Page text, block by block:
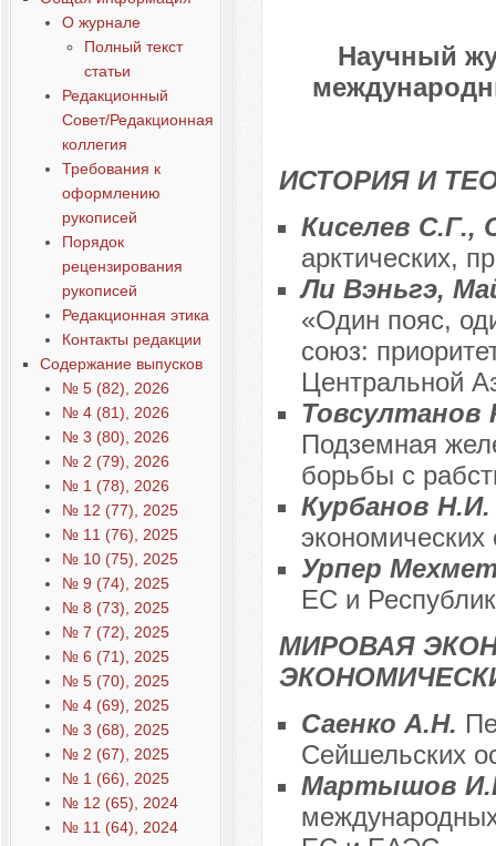
О журнале
Полный текст
статьи
Редакционный
Совет/Редакционная
коллегия
Требования к
оформлению
рукописей
Порядок
рецензирования
рукописей
Редакционная этика
Контакты редакции
Содержание выпусков
№ 5 (82), 2026
№ 4 (81), 2026
№ 3 (80), 2026
№ 2 (79), 2026
№ 1 (78), 2026
№ 12 (77), 2025
№ 11 (76), 2025
№ 10 (75), 2025
№ 9 (74), 2025
№ 8 (73), 2025
№ 7 (72), 2025
№ 6 (71), 2025
№ 5 (70), 2025
№ 4 (69), 2025
№ 3 (68), 2025
№ 2 (67), 2025
№ 1 (66), 2025
№ 12 (65), 2024
№ 11 (64), 2024
Научный
ИСТОРИЯ И
Киселев С.Г.,
арктических,
Ли Вэньгэ,
«Один пояс,
союз:
Центральной
Товсултанов
Подземная
борьбы с
Курбанов
Урпер
ЕС и
МИРОВАЯ
Саенко А.Н.
Сейшельских
Мартышов